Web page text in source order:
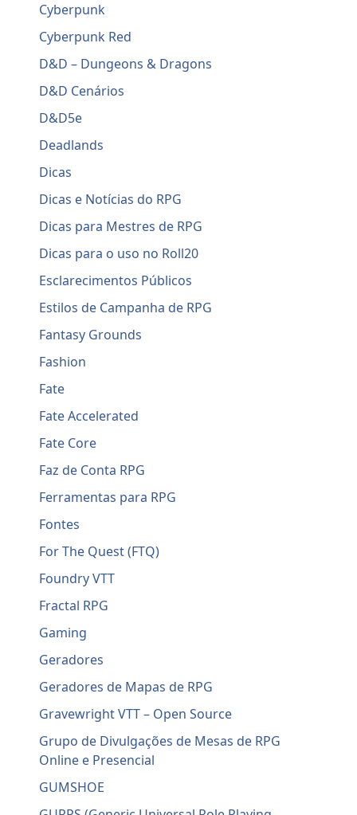
Cyberpunk
Cyberpunk Red
D&D – Dungeons & Dragons
D&D Cenários
D&D5e
Deadlands
Dicas
Dicas e Notícias do RPG
Dicas para Mestres de RPG
Dicas para o uso no Roll20
Esclarecimentos Públicos
Estilos de Campanha de RPG
Fantasy Grounds
Fashion
Fate
Fate Accelerated
Fate Core
Faz de Conta RPG
Ferramentas para RPG
Fontes
For The Quest (FTQ)
Foundry VTT
Fractal RPG
Gaming
Geradores
Geradores de Mapas de RPG
Gravewright VTT – Open Source
Grupo de Divulgações de Mesas de RPG
Online e Presencial
GUMSHOE